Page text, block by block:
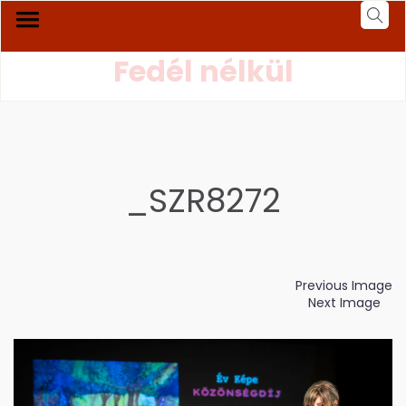
Fedél nélkül
_SZR8272
Previous Image
Next Image